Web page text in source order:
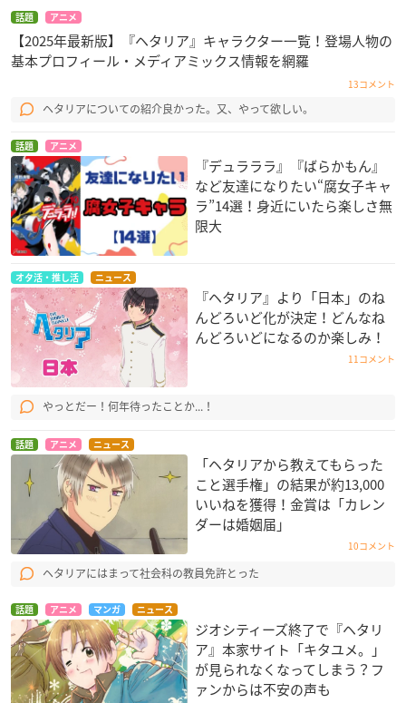
話題 アニメ
【2025年最新版】『ヘタリア』キャラクター一覧！登場人物の
基本プロフィール・メディアミックス情報を網羅
13コメント
ヘタリアについての紹介良かった。又、やって欲しい。
話題 アニメ
『デュラララ』『ばらかもん』
など友達になりたい“腐女子キャ
ラ”14選！身近にいたら楽しさ無
限大
オタ活・推し活 ニュース
『ヘタリア』より「日本」のね
んどろいど化が決定！どんなね
んどろいどになるのか楽しみ！
11コメント
やっとだー！何年待ったことか...！
話題 アニメ ニュース
「ヘタリアから教えてもらった
こと選手権」の結果が約13,000
いいねを獲得！金賞は「カレン
ダーは婚姻届」
10コメント
ヘタリアにはまって社会科の教員免許とった
話題 アニメ マンガ ニュース
ジオシティーズ終了で『ヘタリ
ア』本家サイト「キタユメ。」
が見られなくなってしまう？フ
ァンからは不安の声も